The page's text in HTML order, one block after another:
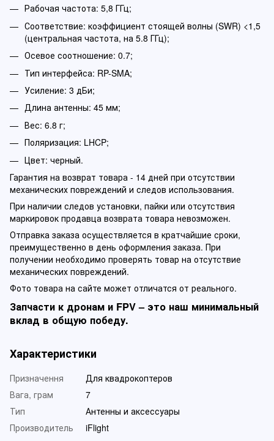
Рабочая частота: 5,8 ГГц;
Соответствие: коэффициент стоящей волны (SWR) <1,5
(центральная частота, на 5.8 ГГц);
Осевое соотношение: 0.7;
Тип интерфейса: RP-SMA;
Усиление: 3 дБи;
Длина антенны: 45 мм;
Вес: 6.8 г;
Поляризация: LHCP;
Цвет: черный.
Гарантия на возврат товара - 14 дней при отсутствии
механических повреждений и следов использования.
При наличии следов установки, пайки или отсутствия
маркировок продавца возврата товара невозможен.
Отправка заказа осуществляется в кратчайшие сроки,
преимущественно в день оформления заказа. При
получении необходимо проверять товар на отсутствие
механических повреждений.
Фото товара на сайте может отличатся от реального.
Запчасти к дронам и FPV – это наш минимальный
вклад в общую победу.
Характеристики
Призначення
Для квадрокоптеров
Вага, грам
7
Тип
Антенны и аксессуары
Производитель
iFlight